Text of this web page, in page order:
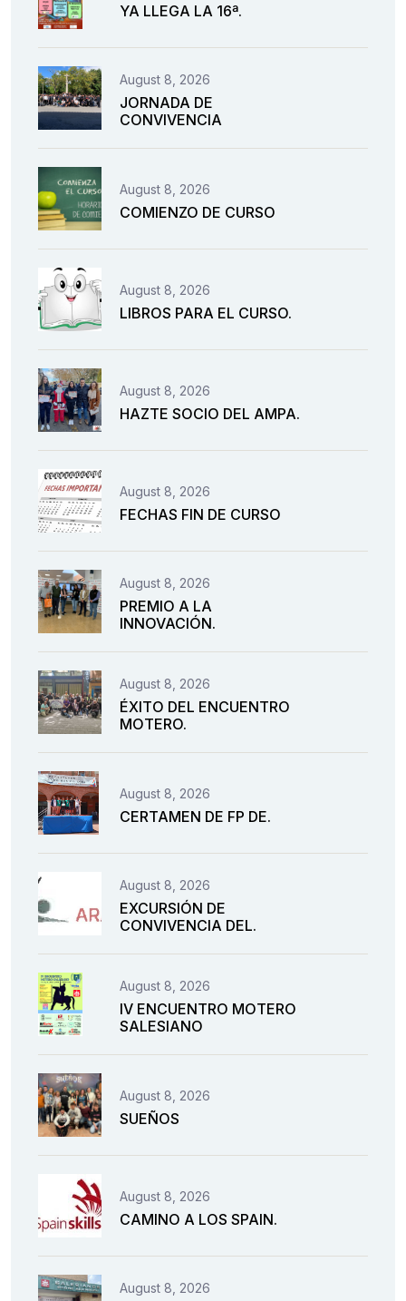
YA LLEGA LA 16ª.
August 8, 2026
JORNADA DE
CONVIVENCIA
August 8, 2026
COMIENZO DE CURSO
August 8, 2026
LIBROS PARA EL CURSO.
August 8, 2026
HAZTE SOCIO DEL AMPA.
August 8, 2026
FECHAS FIN DE CURSO
August 8, 2026
PREMIO A LA
INNOVACIÓN.
August 8, 2026
ÉXITO DEL ENCUENTRO
MOTERO.
August 8, 2026
CERTAMEN DE FP DE.
August 8, 2026
EXCURSIÓN DE
CONVIVENCIA DEL.
August 8, 2026
IV ENCUENTRO MOTERO
SALESIANO
August 8, 2026
SUEÑOS
August 8, 2026
CAMINO A LOS SPAIN.
August 8, 2026